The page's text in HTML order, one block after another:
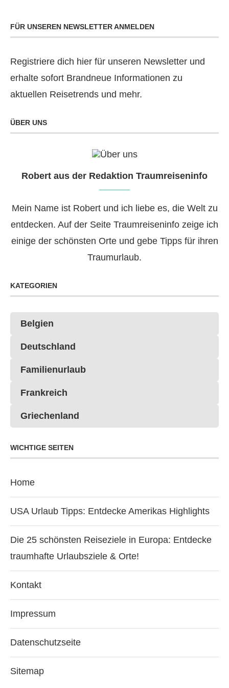
FÜR UNSEREN NEWSLETTER ANMELDEN
Registriere dich hier für unseren Newsletter und
erhalte sofort Brandneue Informationen zu
aktuellen Reisetrends und mehr.
ÜBER UNS
Robert aus der Redaktion Traumreiseninfo
Mein Name ist Robert und ich liebe es, die Welt zu
entdecken. Auf der Seite Traumreiseninfo zeige ich
einige der schönsten Orte und gebe Tipps für ihren
Traumurlaub.
KATEGORIEN
Belgien
Deutschland
Familienurlaub
Frankreich
Griechenland
WICHTIGE SEITEN
Home
USA Urlaub Tipps: Entdecke Amerikas Highlights
Die 25 schönsten Reiseziele in Europa: Entdecke
traumhafte Urlaubsziele & Orte!
Kontakt
Impressum
Datenschutzseite
Sitemap